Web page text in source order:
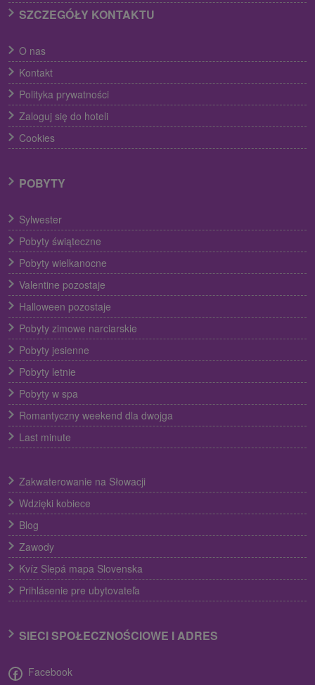
SZCZEGÓŁY KONTAKTU
O nas
Kontakt
Polityka prywatności
Zaloguj się do hoteli
Cookies
POBYTY
Sylwester
Pobyty świąteczne
Pobyty wielkanocne
Valentine pozostaje
Halloween pozostaje
Pobyty zimowe narciarskie
Pobyty jesienne
Pobyty letnie
Pobyty w spa
Romantyczny weekend dla dwojga
Last minute
Zakwaterowanie na Słowacji
Wdzięki kobiece
Blog
Zawody
Kvíz Slepá mapa Slovenska
Prihlásenie pre ubytovateľa
SIECI SPOŁECZNOŚCIOWE I ADRES
Facebook